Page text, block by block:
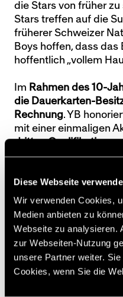
Diese Webseite
Wir verwenden Cookies,
Medien anbieten zu
Webseite zu analysieren.
zur Webseiten-Nutzung
unsere Partner weiter.
Cookies, wenn Sie die
die Stars von früher zu
Stars treffen auf die
früherer Schweizer
Boys hoffen, dass das
hoffentlich „vollem
Im Rahmen des 10-
die Dauerkarten-
Rechnung. YB
mit einer einmaligen
dritten
League(Auslosung am
sind, profitieren die
von einemRabatt von
Wer zum Beispiel eine
Parkett hat, bezahlt
Franken). Für jene, die
lohnt es sich deshalb
Champions-League-
Halbjahreskarte zu